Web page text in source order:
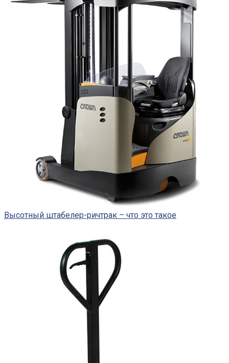
Высотный штабелер-ричтрак – что это такое